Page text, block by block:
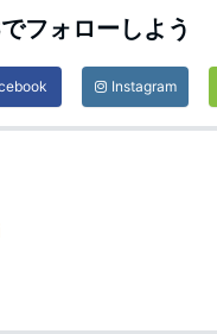
フォローしよう
Instagram